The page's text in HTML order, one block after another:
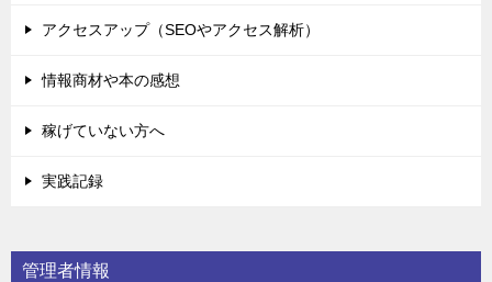
アクセスアップ（SEOやアクセス解析）
情報商材や本の感想
稼げていない方へ
実践記録
管理者情報